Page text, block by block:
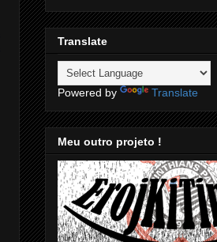
Translate
Powered by Translate
Meu outro projeto !